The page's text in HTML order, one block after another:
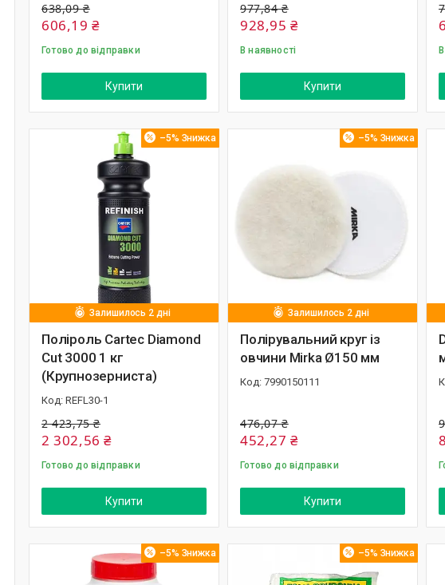
638,09 ₴
606,19 ₴
Готово до відправки
Купити
977,84 ₴
928,95 ₴
В наявності
Купити
–5%
Залишилось 2 дні
Поліроль Cartec Diamond
Cut 3000 1 кг
(Крупнозерниста)
REFL30-1
2 423,75 ₴
2 302,56 ₴
Готово до відправки
Купити
–5%
Залишилось 2 дні
Полірувальний круг із
овчини Mirka Ø150 мм
7990150111
476,07 ₴
452,27 ₴
Готово до відправки
Купити
–5% –5%